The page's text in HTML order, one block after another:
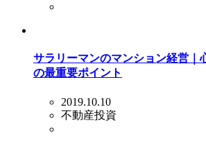
サラリーマンのマンション経営｜
の最重要ポイント
2019.10.10
不動産投資